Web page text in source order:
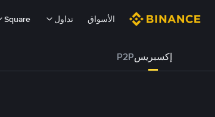
الأسواق تداول Square
إكسبريسP2P